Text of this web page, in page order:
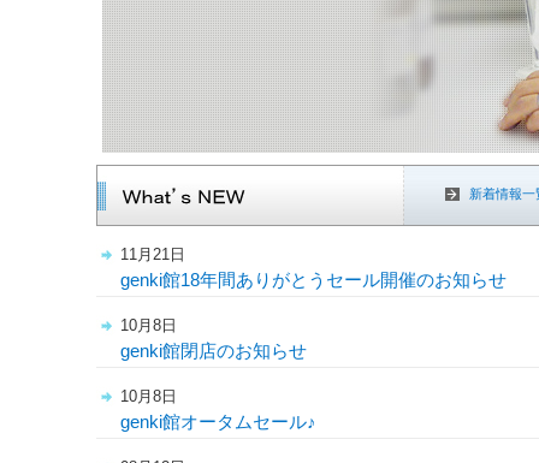
新着情報一
11月21日
genki館18年間ありがとうセール開催のお知らせ
10月8日
genki館閉店のお知らせ
10月8日
genki館オータムセール♪